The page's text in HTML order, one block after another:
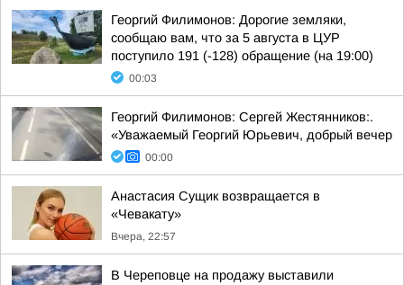
Георгий Филимонов: Дорогие земляки,
сообщаю вам, что за 5 августа в ЦУР
поступило 191 (-128) обращение (на 19:00)
00:03
Георгий Филимонов: Сергей Жестянников:.
«Уважаемый Георгий Юрьевич, добрый вечер
00:00
Анастасия Сущик возвращается в
«Чевакату»
Вчера, 22:57
В Череповце на продажу выставили